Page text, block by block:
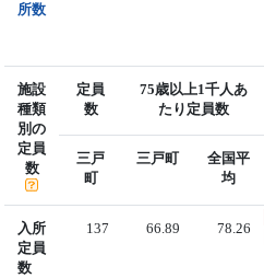
所数
施設
種類
別の
定員
数
定員
数
75歳以上1千人あ
たり定員数
三戸
町
三戸町
全国平
均
入所
定員
数
137 66.89 78.26